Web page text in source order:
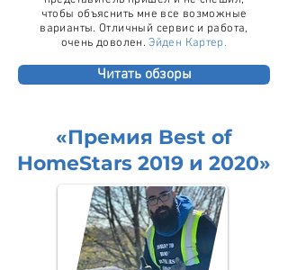
чтобы объяснить мне все возможные
варианты. Отличный сервис и работа,
очень доволен. Эйден Картер.
Читать обзоры
«Премия Best of
HomeStars 2019 и 2020»